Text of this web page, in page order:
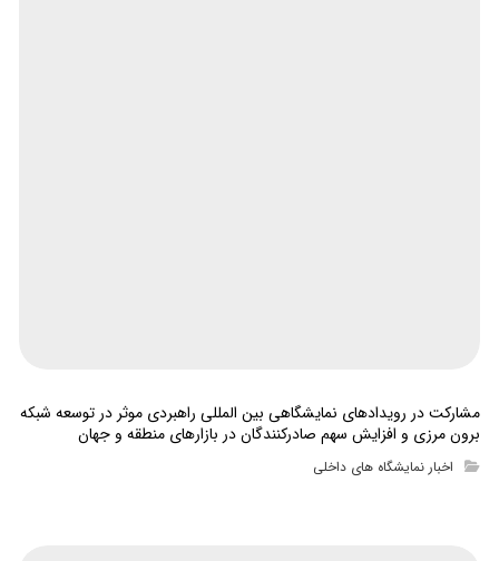
مشارکت در رویدادهای نمایشگاهی بین المللی راهبردی موثر در توسعه شبکه
برون مرزی و افزایش سهم صادرکنندگان در بازارهای منطقه و جهان
اخبار نمایشگاه های داخلی